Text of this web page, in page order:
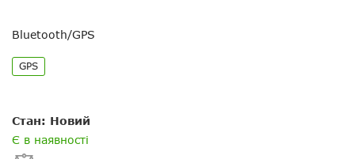
Bluetooth/GPS
GPS
Стан: Новий
Є в наявності
Ваше питання
Ваше ім'я
Переваги:
Ваше питання
Ваше ім’я